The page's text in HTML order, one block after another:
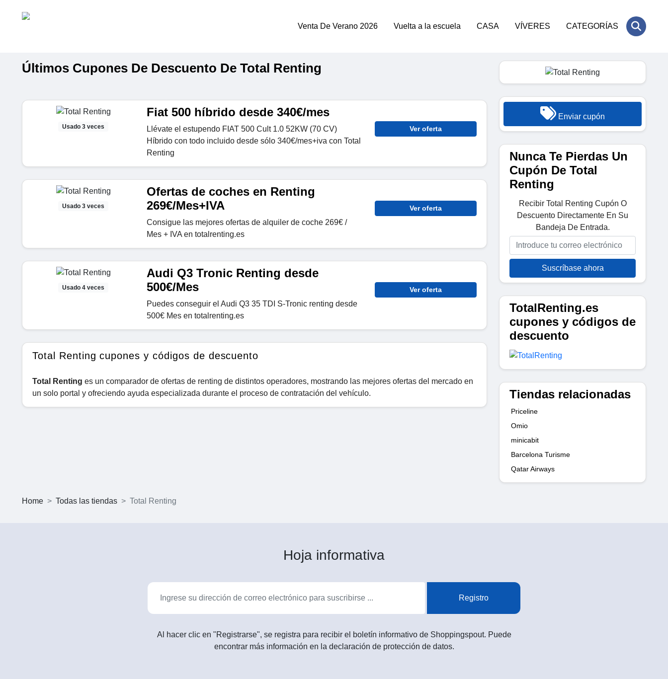
Venta De Verano 2026 Vuelta a la escuela CASA VÍVERES CATEGORÍAS
Últimos Cupones De Descuento De Total Renting
Usado 3 veces
Fiat 500 híbrido desde 340€/mes
Llévate el estupendo FIAT 500 Cult 1.0 52KW (70 CV)
Híbrido con todo incluido desde sólo 340€/mes+iva con Total
Renting
Ver oferta
Usado 3 veces
Ofertas de coches en Renting
269€/Mes+IVA
Consigue las mejores ofertas de alquiler de coche 269€ /
Mes + IVA en totalrenting.es
Ver oferta
Usado 4 veces
Audi Q3 Tronic Renting desde
500€/Mes
Puedes conseguir el Audi Q3 35 TDI S-Tronic renting desde
500€ Mes en totalrenting.es
Ver oferta
Total Renting cupones y códigos de descuento
Total Renting es un comparador de ofertas de renting de distintos operadores, mostrando las mejores ofertas del mercado en
un solo portal y ofreciendo ayuda especializada durante el proceso de contratación del vehículo.
Enviar cupón
Nunca Te Pierdas Un
Cupón De Total
Renting
Recibir Total Renting Cupón O
Descuento Directamente En Su
Bandeja De Entrada.
Suscríbase ahora
TotalRenting.es
cupones y códigos de
descuento
Tiendas relacionadas
Priceline
Omio
minicabit
Barcelona Turisme
Qatar Airways
Home Todas las tiendas Total Renting
Hoja informativa
Registro
Al hacer clic en "Registrarse", se registra para recibir el boletín informativo de Shoppingspout. Puede
encontrar más información en la declaración de protección de datos.